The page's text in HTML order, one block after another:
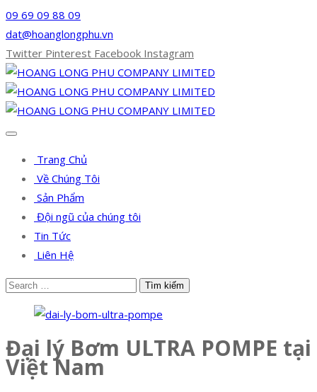
09 69 09 88 09
dat@hoanglongphu.vn
Twitter Pinterest Facebook Instagram
Trang Chủ
Về Chúng Tôi
Sản Phẩm
Đội ngũ của chúng tôi
Tin Tức
Liên Hệ
Đại lý Bơm ULTRA POMPE tại
Việt Nam